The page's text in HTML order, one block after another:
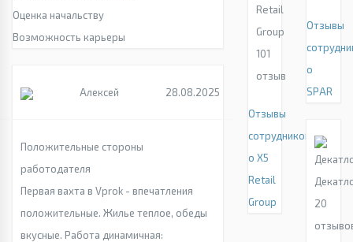
Оценка начальству
Возможность карьеры
Алексей 28.08.2025
Положительные стороны
работодателя
Первая вахта в Vprok - впечатления
положительные. Жилье теплое, обеды
вкусные. Работа динамичная:
Retail
Group
101
отзыв
Отзывы
сотрудников
о X5
Retail
Group
Отзывы
о
SPAR
20